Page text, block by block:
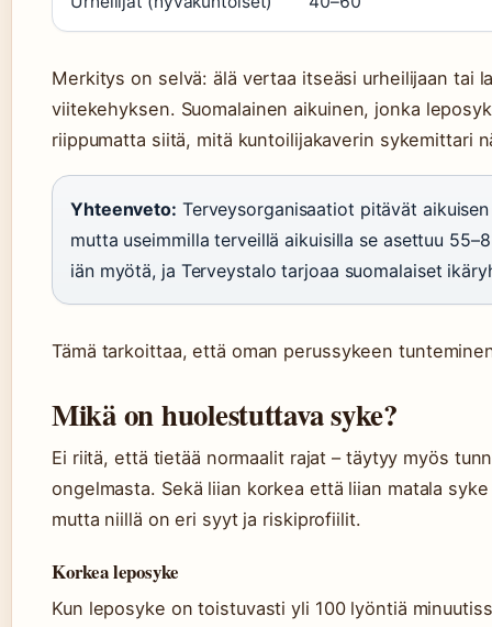
Merkitys on selvä: älä vertaa itseäsi urheilijaan tai
viitekehyksen. Suomalainen aikuinen, jonka
riippumatta siitä, mitä kuntoilijakaverin sykemittari
Yhteenveto: Terveysorganisaatiot pitävät
mutta useimmilla terveillä aikuisilla se asettuu
iän myötä, ja Terveystalo tarjoaa suomalaiset
Tämä tarkoittaa, että oman perussykeen
Mikä on huolestuttava syke?
Ei riitä, että tietää normaalit rajat – täytyy myös
ongelmasta. Sekä liian korkea että liian matala
mutta niillä on eri syyt ja riskiprofiilit.
Korkea leposyke
Kun leposyke on toistuvasti yli 100 lyöntiä